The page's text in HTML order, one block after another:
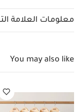
وإغلاق بأزرار
خامة البطانة الداخلية: 53% قطن، 47% بوليستر
العناية/الإرشادات:
كي على
جافًا
تُغسل الألوان
معلومات العلامة
You may also like